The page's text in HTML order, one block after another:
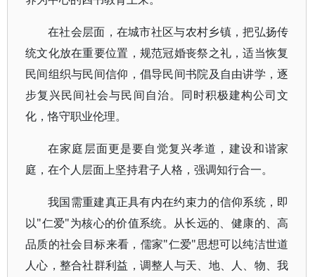
在社会层面，在城市社区与农村乡镇，把弘扬传
统文化放在重要位置，规范冠婚丧祭之礼，适当恢复
民间组织与民间信仰，倡导民间书院及自由讲学，逐
步复兴民间社会与民间自治。同时积极建构公司文
化，恪守职业伦理。
在家庭层面更是要自觉复兴孝道，建设和谐家
庭，在个人层面上坚持君子人格，强调知行合一。
我国需重建真正具有内在约束力的信仰系统，即
以"仁爱"为核心的价值系统。从长远的、健康的、高
品质的社会目标来看，儒家"仁爱"思想可以纯洁世道
人心，整合社群利益，调整人与天、地、人、物、我